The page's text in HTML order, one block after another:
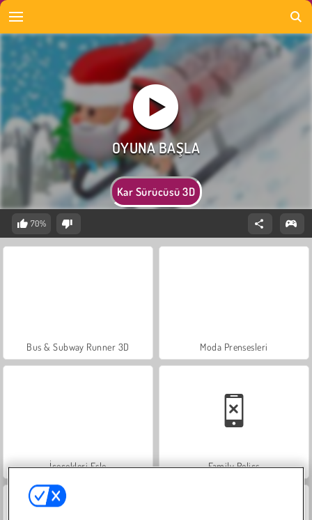
Kar Sürücüsü 3D
70%
Bus & Subway Runner 3D Moda Prensesleri
İçecekleri Eşle Family Relics